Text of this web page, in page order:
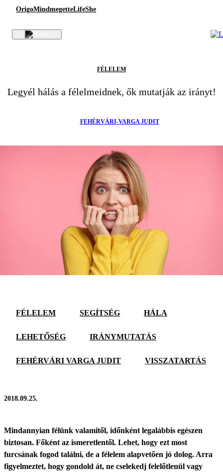
OrigoMindmegetteLifeShe
FÉLELEM
Legyél hálás a félelmeidnek, ők mutatják az irányt!
FEHÉRVÁRI-VARGA JUDIT
FÉLELEM SEGÍTSÉG HÁLA
LEHETŐSÉG IRÁNYMUTATÁS
FEHÉRVÁRI VARGA JUDIT VISSZATARTÁS
2018.09.25.
Mindannyian félünk valamitől, időnként legalábbis egészen
biztosan. Főként az ismeretlentől. Lehet, hogy ezt most
furcsának fogod találni, de a félelem alapvetően jó dolog. Arra
figyelmeztet, hogy gondold át, ne cselekedj felelőtlenül vagy